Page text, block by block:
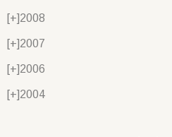
[+]2008
[+]2007
[+]2006
[+]2004